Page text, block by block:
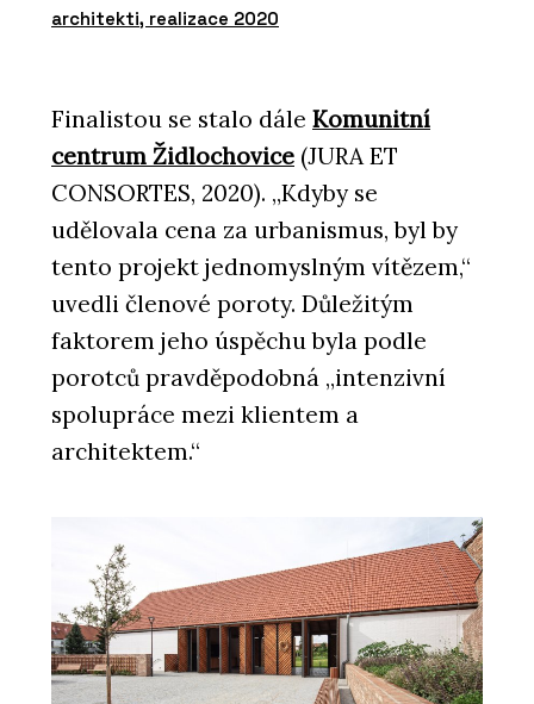
architekti, realizace 2020
Finalistou se stalo dále Komunitní
centrum Židlochovice (JURA ET
CONSORTES, 2020). „Kdyby se
udělovala cena za urbanismus, byl by
tento projekt jednomyslným vítězem,“
uvedli členové poroty. Důležitým
faktorem jeho úspěchu byla podle
porotců pravděpodobná „intenzivní
spolupráce mezi klientem a
architektem.“